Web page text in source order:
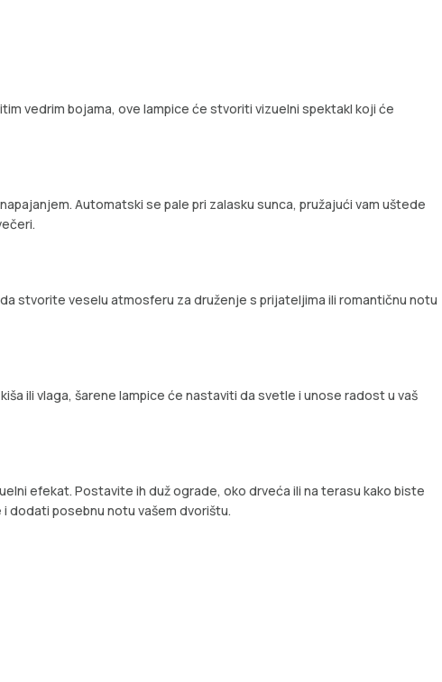
vedrim bojama, ove lampice će stvoriti vizuelni spektakl koji će
Automatski se pale pri zalasku sunca, pružajući vam uštede
stvorite veselu atmosferu za druženje s prijateljima ili romantičnu notu
ili vlaga, šarene lampice će nastaviti da svetle i unose radost u vaš
efekat. Postavite ih duž ograde, oko drveća ili na terasu kako biste
dodati posebnu notu vašem dvorištu.